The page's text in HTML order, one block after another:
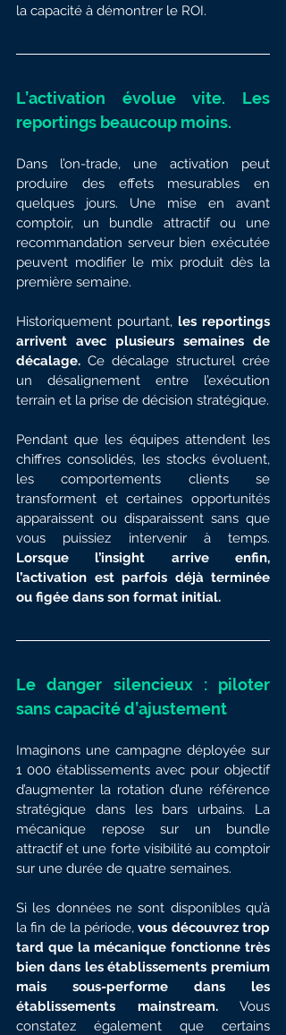
la capacité à démontrer le ROI.
L’activation évolue vite. Les
reportings beaucoup moins.
Dans l’on-trade, une activation peut
produire des effets mesurables en
quelques jours. Une mise en avant
comptoir, un bundle attractif ou une
recommandation serveur bien exécutée
peuvent modifier le mix produit dès la
première semaine.
Historiquement pourtant, les reportings
arrivent avec plusieurs semaines de
décalage. Ce décalage structurel crée
un désalignement entre l’exécution
terrain et la prise de décision stratégique.
Pendant que les équipes attendent les
chiffres consolidés, les stocks évoluent,
les comportements clients se
transforment et certaines opportunités
apparaissent ou disparaissent sans que
Lorsque l’insight arrive enfin,
l’activation est parfois déjà terminée
ou figée dans son format initial.
Le danger silencieux : piloter
sans capacité d’ajustement
Imaginons une campagne déployée sur
1 000 établissements avec pour objectif
d’augmenter la rotation d’une référence
stratégique dans les bars urbains. La
mécanique repose sur un bundle
attractif et une forte visibilité au comptoir
sur une durée de quatre semaines.
Si les données ne sont disponibles qu’à
la fin de la période, vous découvrez trop
tard que la mécanique fonctionne très
bien dans les établissements premium
mais sous-performe dans les
établissements mainstream. Vous
constatez également que certains